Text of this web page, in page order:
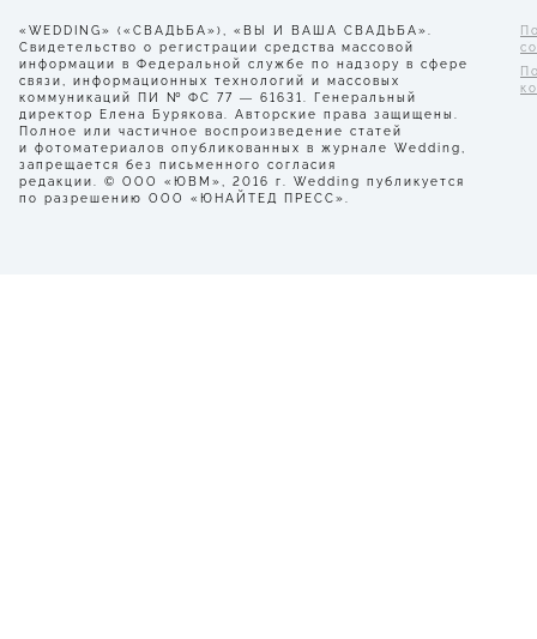
«WEDDING» («СВАДЬБА»), «ВЫ И ВАША СВАДЬБА».
Свидетельство о регистрации средства массовой
информации в Федеральной службе по надзору в сфере
связи, информационных технологий и массовых
коммуникаций ПИ № ФС 77 — 61631. Генеральный
директор Елена Бурякова. Авторские права защищены.
Полное или частичное воспроизведение статей
и фотоматериалов опубликованных в журнале Wedding,
запрещается без письменного согласия
редакции. © ООО «ЮВМ», 2016 г. Wedding публикуется
по разрешению ООО «ЮНАЙТЕД ПРЕСС».